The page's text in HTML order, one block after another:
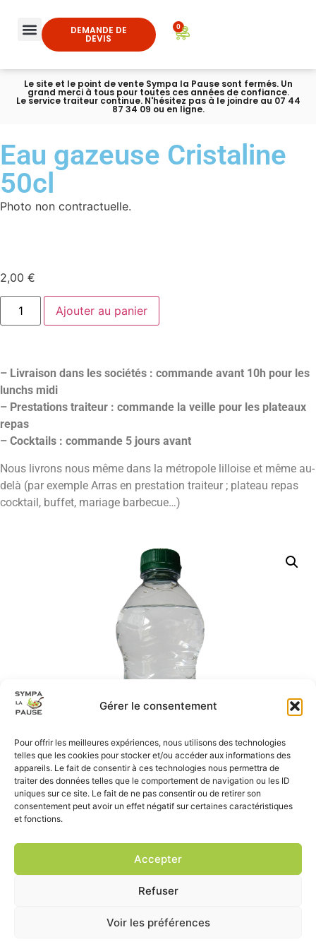
Gérer le consentement
Pour offrir les meilleures expériences, nous utilisons des technologies
telles que les cookies pour stocker et/ou accéder aux informations des
appareils. Le fait de consentir à ces technologies nous permettra de
traiter des données telles que le comportement de navigation ou les ID
uniques sur ce site. Le fait de ne pas consentir ou de retirer son
consentement peut avoir un effet négatif sur certaines caractéristiques
et fonctions.
Accepter
Refuser
Voir les préférences
DEMANDE DE
DEVIS
0
Le site et le point de vente Sympa la Pause sont fermés. Un
grand merci à tous pour toutes ces années de confiance.
Le service traiteur continue. N'hésitez pas à le joindre au 07 44
87 34 09 ou en ligne.
Eau gazeuse Cristaline
50cl
Photo non contractuelle.
2,00 €
Ajouter au panier
– Livraison dans les sociétés : commande avant 10h pour les
lunchs midi
– Prestations traiteur : commande la veille pour les plateaux
repas
– Cocktails : commande 5 jours avant
Nous livrons nous même dans la métropole lilloise et même au-
delà (par exemple Arras en prestation traiteur ; plateau repas
cocktail, buffet, mariage barbecue…)